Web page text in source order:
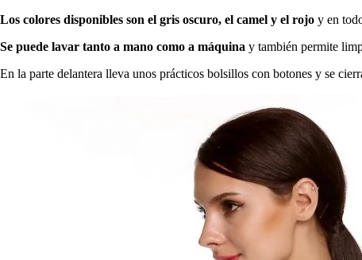
Los colores disponibles son el gris oscuro, el camel y el rojo y en
Se puede lavar tanto a mano como a máquina y también permite
En la parte delantera lleva unos prácticos bolsillos con botones y se